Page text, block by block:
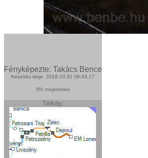
Fényképezte: Takács Bence
Készítés ideje: 2018:10:31 08:43:17
951 megtekintés
Térkép: